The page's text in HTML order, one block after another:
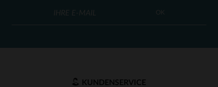
OK
KUNDENSERVICE